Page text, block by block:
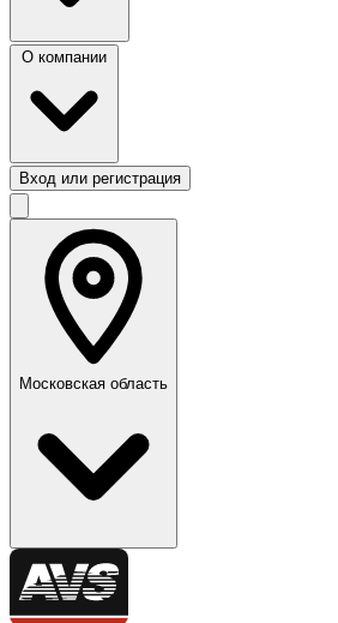
Вход или регистрация
Московская область